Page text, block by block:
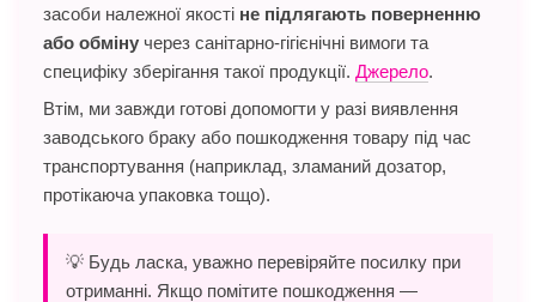
засоби належної якості не підлягають поверненню
або обміну через санітарно-гігієнічні вимоги та
специфіку зберігання такої продукції. Джерело.
Втім, ми завжди готові допомогти у разі виявлення
заводського браку або пошкодження товару під час
транспортування (наприклад, зламаний дозатор,
протікаюча упаковка тощо).
💡 Будь ласка, уважно перевіряйте посилку при
отриманні. Якщо помітите пошкодження —